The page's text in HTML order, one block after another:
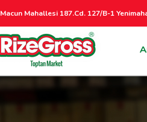
Macun Mahallesi 187.Cd. 127/B-1